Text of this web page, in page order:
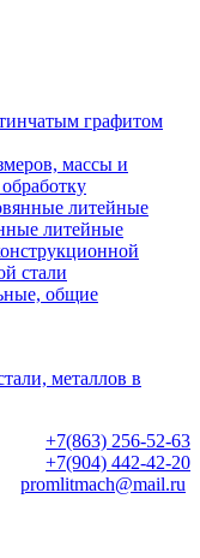
графитом
массы и
литейные
литейные
стали
общие
+7(863) 256-52-63
+7(904) 442-42-20
promlitmach@mail.ru